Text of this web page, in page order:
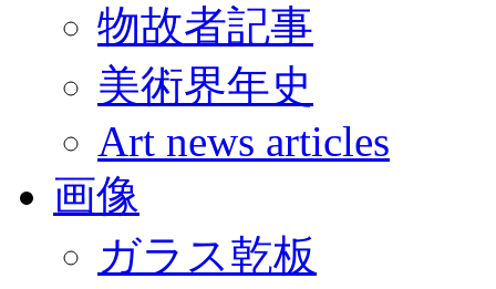
物故者記事
美術界年史
Art news articles
画像
ガラス乾板